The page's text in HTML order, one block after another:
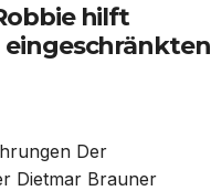
hilft
Der
Dietmar Brauner